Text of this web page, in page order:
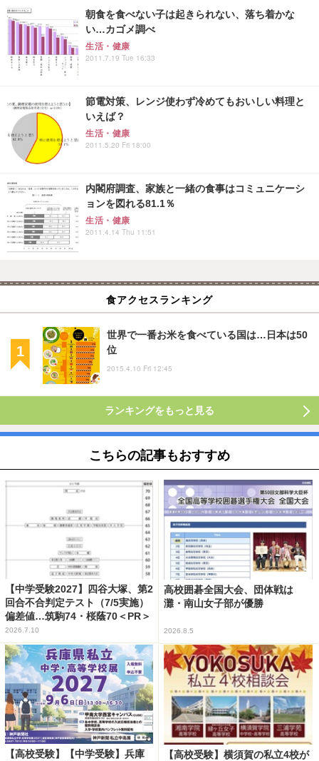
朝食を食べない子は起きられない、落ち着かな
い…カゴメ調べ
生活・健康
2011.7.19 Tue 16:33
節電対策、レンジ使わず冷めてもおいしい料理と
いえば？
生活・健康
2011.5.20 Fri 18:00
内閣府調査、家族と一緒の食事はコミュニケーシ
ョンを図れる81.1％
生活・健康
2011.4.14 Thu 11:51
食アクセスランキング
世界で一番お米を食べている国は…日本は50
位
2015.4.10 Fri 12:45
ランキングをもっと見る
こちらの記事もおすすめ
【中学受験2027】四谷大塚、第2
回合不合判定テスト（7/5実施）
偏差値…筑駒74・桜蔭70＜PR＞
2026.7.10
高校囲碁全国大会、団体戦は
灘・南山女子部が優勝
2026.8.5
【高校受験】【中学受験】兵庫
【高校受験】横須賀の私立4校が